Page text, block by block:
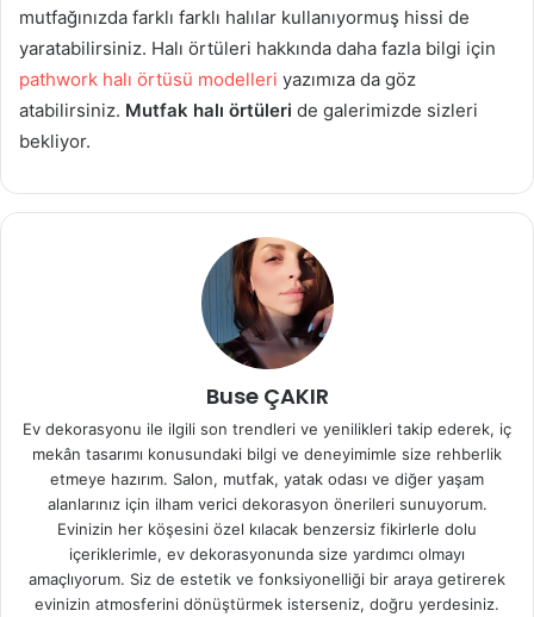
mutfağınızda farklı farklı halılar kullanıyormuş hissi de
yaratabilirsiniz. Halı örtüleri hakkında daha fazla bilgi için
pathwork halı örtüsü modelleri yazımıza da göz
atabilirsiniz. Mutfak halı örtüleri de galerimizde sizleri
bekliyor.
Buse ÇAKIR
Ev dekorasyonu ile ilgili son trendleri ve yenilikleri takip ederek, iç
mekân tasarımı konusundaki bilgi ve deneyimimle size rehberlik
etmeye hazırım. Salon, mutfak, yatak odası ve diğer yaşam
alanlarınız için ilham verici dekorasyon önerileri sunuyorum.
Evinizin her köşesini özel kılacak benzersiz fikirlerle dolu
içeriklerimle, ev dekorasyonunda size yardımcı olmayı
amaçlıyorum. Siz de estetik ve fonksiyonelliği bir araya getirerek
evinizin atmosferini dönüştürmek isterseniz, doğru yerdesiniz.